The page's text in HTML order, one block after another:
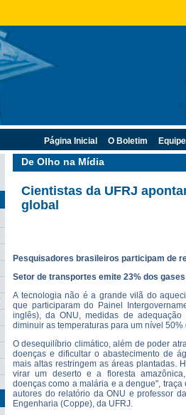
De Olho na Mídia
Cientistas da UFRJ
global
Pesquisadores brasileiros participam de
Setor de transportes emite 23% dos
A tecnologia não é a grande vilã do
que participaram do Painel
inglês), da ONU, medidas de
diminuir as temperaturas para um nível
O desequilíbrio climático, além de poder
doenças e dificultar o abastecimento de
mais altas restringem as áreas plantadas.
virar um deserto e a floresta
doenças como a malária e a dengue",
autores do relatório da ONU e professor
Engenharia (Coppe), da UFRJ.
Página Inicial O Boletim Equipe